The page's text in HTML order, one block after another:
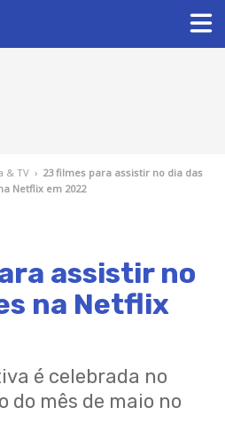
& TV › 23 filmes para assistir no dia das
Netflix em 2022
assistir no
na Netflix
é celebrada no
do mês de maio no